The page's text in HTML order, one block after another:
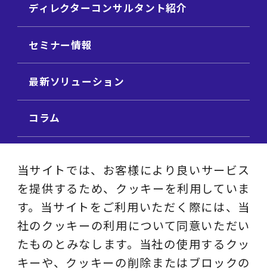
ディレクターコンサルタント紹介
セミナー情報
最新ソリューション
コラム
ビジネステーマ解説集
動画ライブラリ
採用サイト
当サイトでは、お客様により良いサービス
を提供するため、クッキーを利用していま
す。当サイトをご利用いただく際には、当
社のクッキーの利用について同意いただい
たものとみなします。当社の使用するクッ
キーや、クッキーの削除またはブロックの